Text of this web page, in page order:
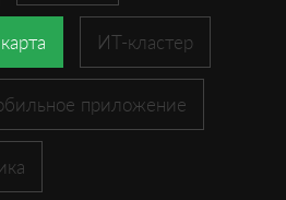
ИТ-кластер
приложение